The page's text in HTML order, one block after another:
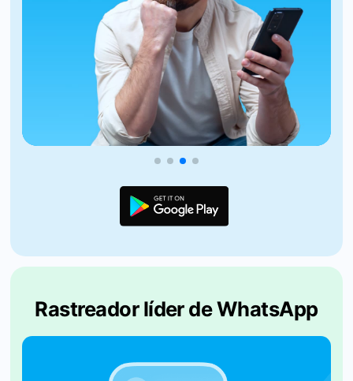
Rastreador líder de WhatsApp